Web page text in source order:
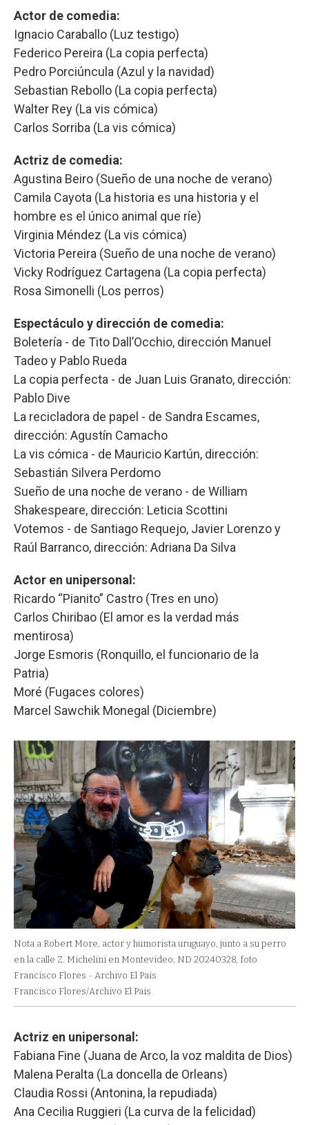
Actor de comedia:
Ignacio Caraballo (Luz testigo)
Federico Pereira (La copia perfecta)
Pedro Porciúncula (Azul y la navidad)
Sebastian Rebollo (La copia perfecta)
Walter Rey (La vis cómica)
Carlos Sorriba (La vis cómica)
Actriz de comedia:
Agustina Beiro (Sueño de una noche de verano)
Camila Cayota (La historia es una historia y el
hombre es el único animal que ríe)
Virginia Méndez (La vis cómica)
Victoria Pereira (Sueño de una noche de verano)
Vicky Rodríguez Cartagena (La copia perfecta)
Rosa Simonelli (Los perros)
Espectáculo y dirección de comedia:
Boletería - de Tito Dall’Occhio, dirección Manuel
Tadeo y Pablo Rueda
La copia perfecta - de Juan Luis Granato, dirección:
Pablo Dive
La recicladora de papel - de Sandra Escames,
dirección: Agustín Camacho
La vis cómica - de Mauricio Kartún, dirección:
Sebastián Silvera Perdomo
Sueño de una noche de verano - de William
Shakespeare, dirección: Leticia Scottini
Votemos - de Santiago Requejo, Javier Lorenzo y
Raúl Barranco, dirección: Adriana Da Silva
Actor en unipersonal:
Ricardo “Pianito” Castro (Tres en uno)
Carlos Chiribao (El amor es la verdad más
mentirosa)
Jorge Esmoris (Ronquillo, el funcionario de la
Patria)
Moré (Fugaces colores)
Marcel Sawchik Monegal (Diciembre)
Nota a Robert More, actor y humorista uruguayo, junto a su perro
en la calle Z. Michelini en Montevideo, ND 20240328, foto
Francisco Flores - Archivo El Pais
Francisco Flores/Archivo El Pais
Actriz en unipersonal:
Fabiana Fine (Juana de Arco, la voz maldita de Dios)
Malena Peralta (La doncella de Orleans)
Claudia Rossi (Antonina, la repudiada)
Ana Cecilia Ruggieri (La curva de la felicidad)